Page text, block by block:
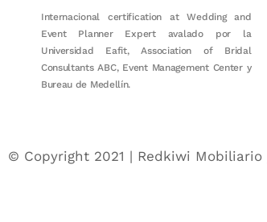
Internacional certification at Wedding and
Event Planner Expert avalado por la
Universidad Eafit, Association of Bridal
Consultants ABC, Event Management Center y
Bureau de Medellín.
© Copyright 2021 | Redkiwi Mobiliario